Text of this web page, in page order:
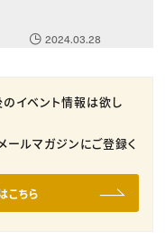
2024.03.28
のイベント情報は欲し
ールマガジンにご登録く
こちら